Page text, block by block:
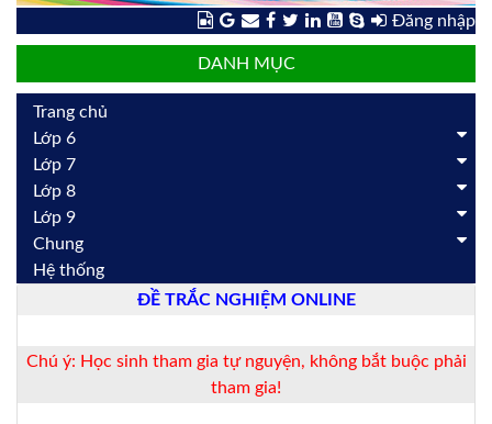
Đăng nhập
DANH MỤC
Trang chủ
Lớp 6
Lớp 7
Lớp 8
Lớp 9
Chung
Hệ thống
ĐỀ TRẮC NGHIỆM ONLINE
Chú ý: Học sinh tham gia tự nguyện, không bắt buộc phải
tham gia!